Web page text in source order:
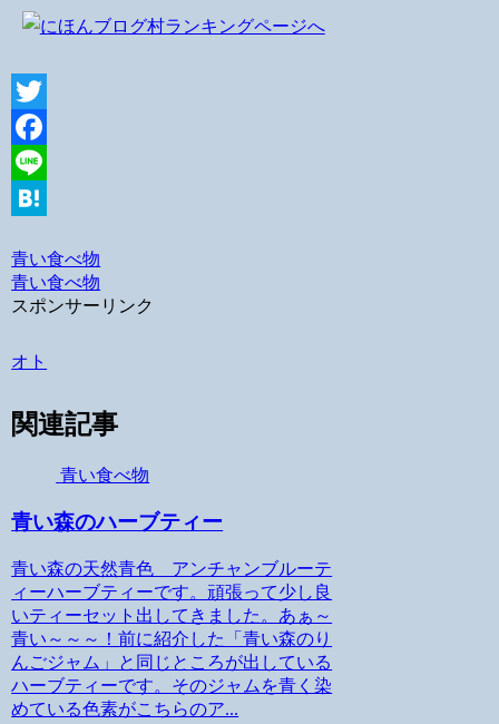
Twitter
Facebook
Line
青い食べ物
青い食べ物
スポンサーリンク
オト
関連記事
青い食べ物
青い森のハーブティー
青い森の天然青色 アンチャンブルーテ
ィーハーブティーです。頑張って少し良
いティーセット出してきました。あぁ～
青い～～～！前に紹介した「青い森のり
んごジャム」と同じところが出している
ハーブティーです。そのジャムを青く染
めている色素がこちらのア...